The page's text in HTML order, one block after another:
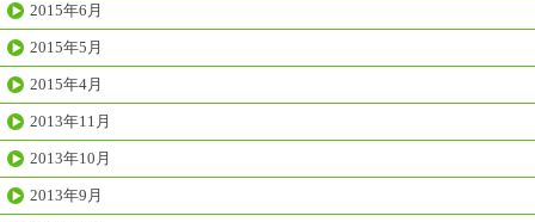
2015年6月
2015年5月
2015年4月
2013年11月
2013年10月
2013年9月